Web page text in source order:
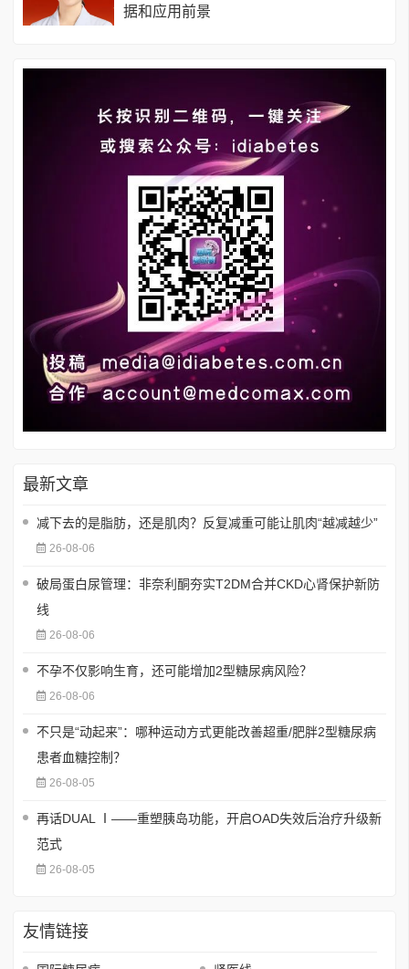
据和应用前景
最新文章
减下去的是脂肪，还是肌肉？反复减重可能让肌肉“越减越少”
26-08-06
破局蛋白尿管理：非奈利酮夯实T2DM合并CKD心肾保护新防
线
26-08-06
不孕不仅影响生育，还可能增加2型糖尿病风险？
26-08-06
不只是“动起来”：哪种运动方式更能改善超重/肥胖2型糖尿病
患者血糖控制？
26-08-05
再话DUAL Ⅰ——重塑胰岛功能，开启OAD失效后治疗升级新
范式
26-08-05
友情链接